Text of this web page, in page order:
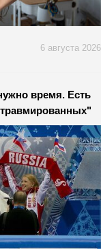
6 августа 2026
время. Есть